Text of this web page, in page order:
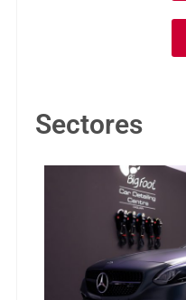
Sectores